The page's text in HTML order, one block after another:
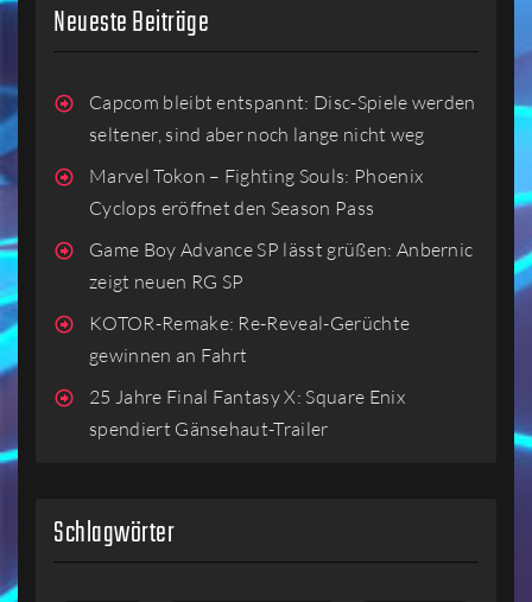
Neueste Beiträge
Capcom bleibt entspannt: Disc-Spiele werden
seltener, sind aber noch lange nicht weg
Marvel Tokon – Fighting Souls: Phoenix
Cyclops eröffnet den Season Pass
Game Boy Advance SP lässt grüßen: Anbernic
zeigt neuen RG SP
KOTOR-Remake: Re-Reveal-Gerüchte
gewinnen an Fahrt
25 Jahre Final Fantasy X: Square Enix
spendiert Gänsehaut-Trailer
Schlagwörter